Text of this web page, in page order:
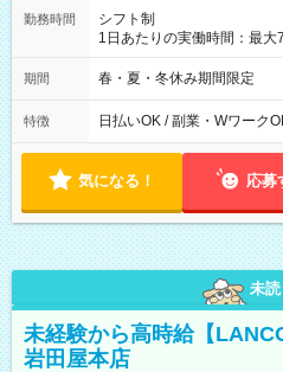
勤務時間
シフト制
1日あたりの実働時間：最
週2日～・1日2h～OK◎
のみ勤務可能です（18歳未満の
す。 必ず、2名以上での勤
す。
期間 春・夏・冬休み期間限定
特徴 日払いOK / 副業・Wワーク
気になる！ 応募
未読
未経験から高時給【
岩田屋本店